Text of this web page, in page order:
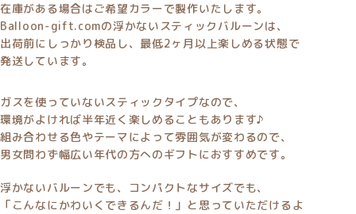
在庫がある場合はご希望カラーで製作いたします。
Balloon-gift.comの浮かないスティックバルーンは、
出荷前にしっかり検品し、最低2ヶ月以上楽しめる状態で
発送しています。
ガスを使っていないスティックタイプなので、
環境がよければ半年近く楽しめることもあります♪
組み合わせる色やテーマによって雰囲気が変わるので、
男女問わず幅広い年代の方へのギフトにおすすめです。
浮かないバルーンでも、コンパクトなサイズでも、
「こんなにかわいくできるんだ！」と思っていただけるよ